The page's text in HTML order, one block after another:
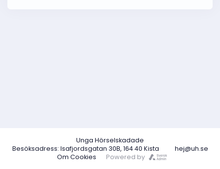
Om Cookies Powered by
Unga Hörselskadade
Besöksadress: Isafjordsgatan 30B, 164 40 Kista
hej@uh.se